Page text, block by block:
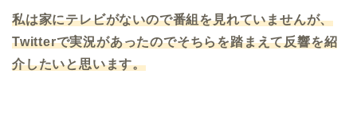
私は家にテレビがないので番組を見れていませんが、
Twitterで実況があったのでそちらを踏まえて反響を紹
介したいと思います。